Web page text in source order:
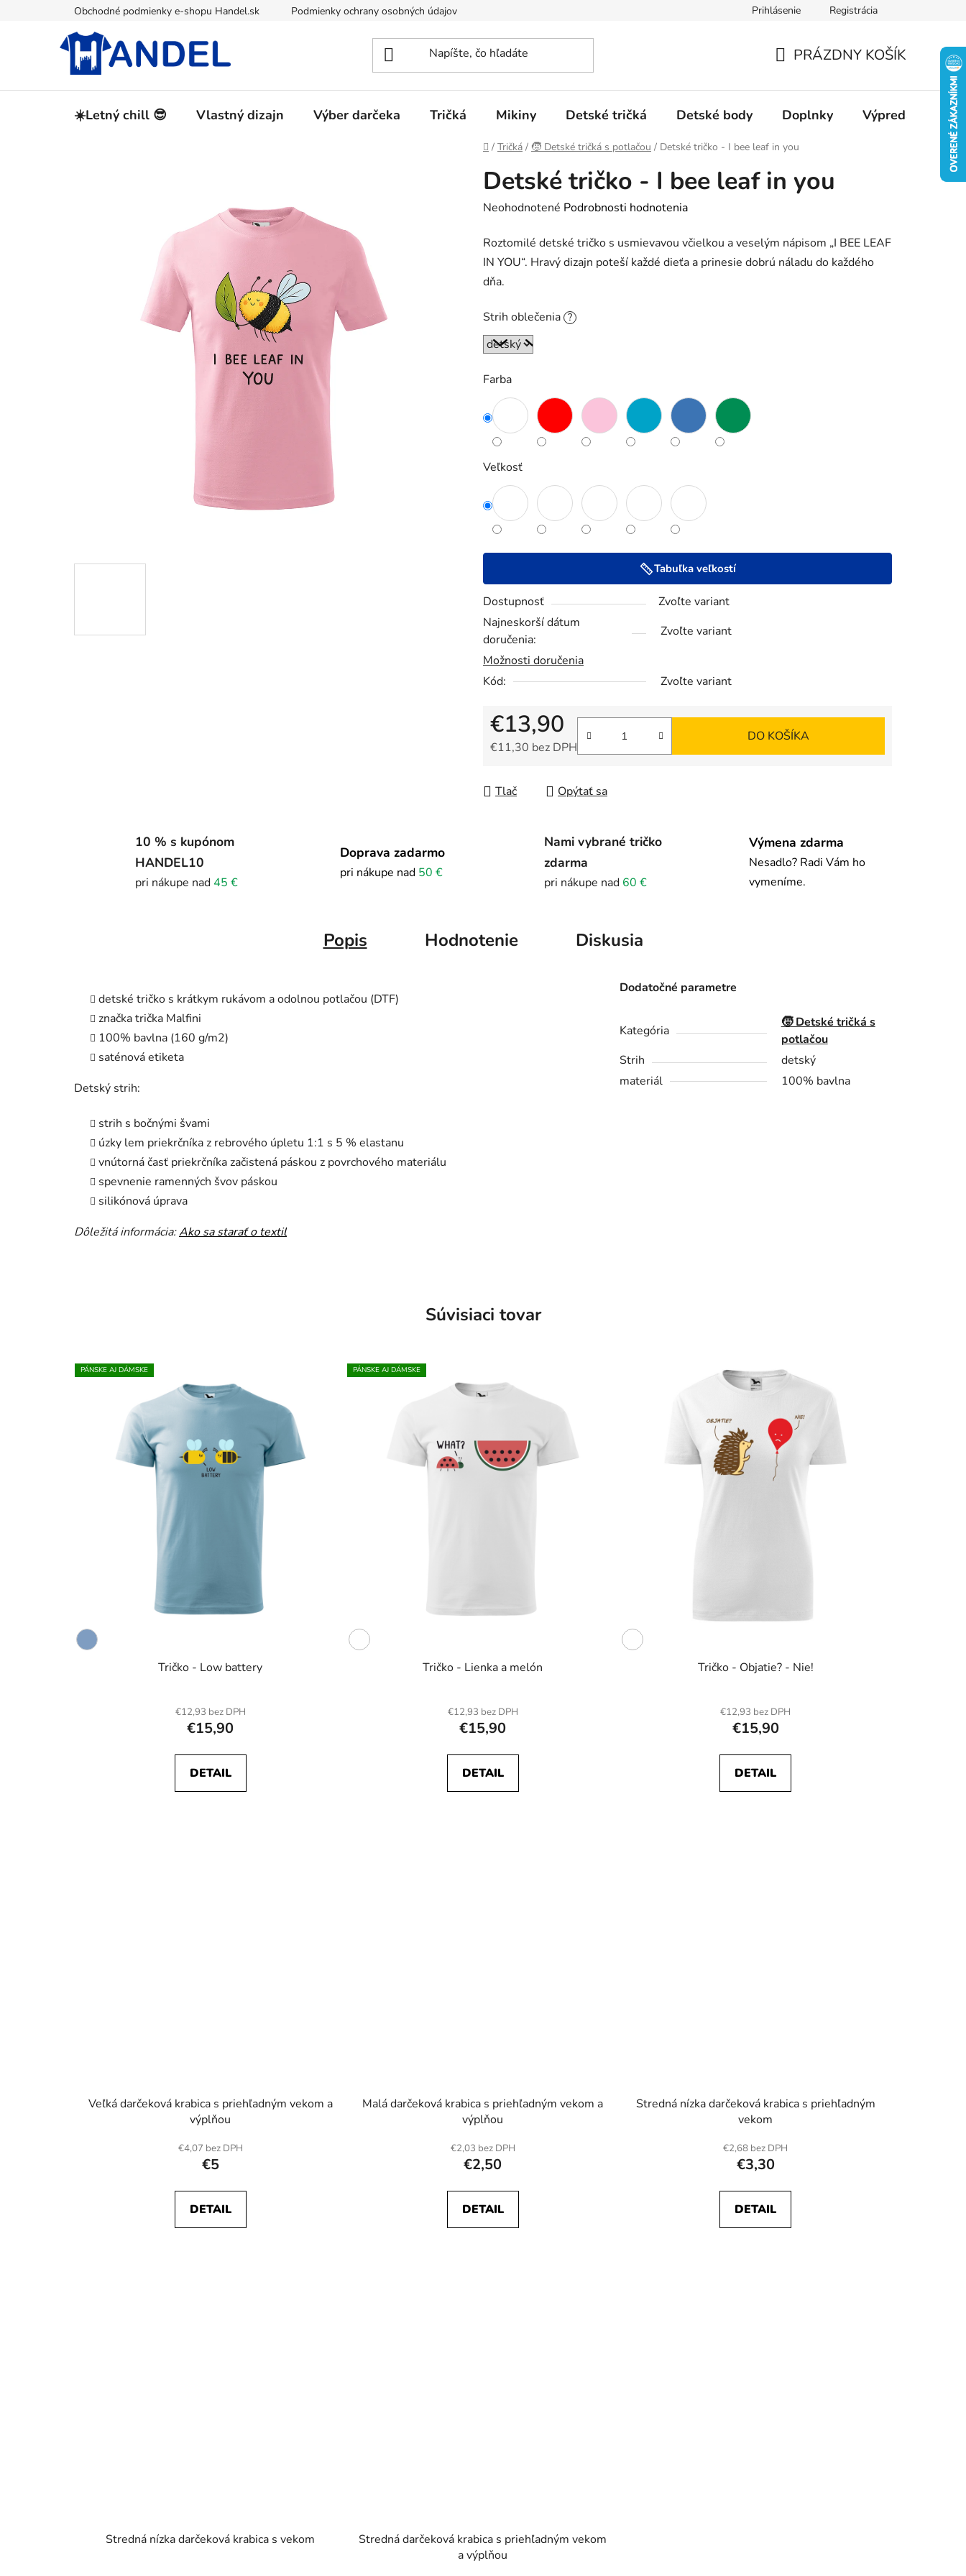
Obchodné podmienky e-shopu Handel.sk Podmienky ochrany osobných údajov Veľkostné tabuľky Ako sa starať o textil
Prihlásenie Registrácia
KOŠÍK
PRÁZDNY KOŠÍK
☀️Letný chill 😎 Vlastný dizajn Výber darčeka Tričká Mikiny Detské tričká Detské body Doplnky Výpredaj
Domov
/ Tričká / 🧒 Detské tričká s potlačou / Detské tričko - I bee leaf in you
Detské tričko - I bee leaf in you
Priemerné
produktu
je
0,0
5
hviezdičiek.
Neohodnotené Podrobnosti hodnotenia
Roztomilé detské tričko s usmievavou včielkou a veselým nápisom „I BEE LEAF
IN YOU“. Hravý dizajn poteší každé dieťa a prinesie dobrú náladu do každého
dňa.
Strih oblečenia ?
Farba
Veľkosť
Tabuľka veľkostí
Dostupnosť
Zvoľte variant
Najneskorší dátum
doručenia:
Zvoľte variant
Možnosti doručenia
Kód:
Zvoľte variant
€13,90
€11,30 bez DPH
DO KOŠÍKA
Tlač Opýtať sa
10 % s kupónom
HANDEL10
pri nákupe nad45 €
Doprava zadarmo
pri nákupe nad 50 €
Nami vybrané tričko
zdarma
pri nákupe nad 60 €
Výmena zdarma
Nesadlo? Radi Vám ho
vymeníme.
Popis Hodnotenie Diskusia
detské tričko s krátkym rukávom a odolnou potlačou (DTF)
značka trička Malfini
100% bavlna (160 g/m2)
saténová etiketa
Detský strih:
strih s bočnými švami
úzky lem priekrčníka z rebrového úpletu 1:1 s 5 % elastanu
vnútorná časť priekrčníka začistená páskou z povrchového materiálu
spevnenie ramenných švov páskou
silikónová úprava
Dôležitá informácia:Ako sa starať o textil
Dodatočné parametre
Kategória
🧒 Detské tričká s
potlačou
Strih
detský
materiál
100% bavlna
Súvisiaci tovar
PÁNSKE AJ DÁMSKE
Tričko - Low battery
€12,93 bez DPH
€15,90
DETAIL
PÁNSKE AJ DÁMSKE
Tričko - Lienka a melón
€12,93 bez DPH
€15,90
DETAIL
Tričko - Objatie? - Nie!
€12,93 bez DPH
€15,90
DETAIL
Veľká darčeková krabica s priehľadným vekom a
výplňou
€4,07 bez DPH
€5
DETAIL
Malá darčeková krabica s priehľadným vekom a
výplňou
€2,03 bez DPH
€2,50
DETAIL
Stredná nízka darčeková krabica s priehľadným
vekom
€2,68 bez DPH
€3,30
DETAIL
Stredná nízka darčeková krabica s vekom
Stredná darčeková krabica s priehľadným vekom
a výplňou